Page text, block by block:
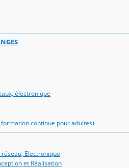
électronique
formation continue pour adultes)
Electronique
et Réalisation